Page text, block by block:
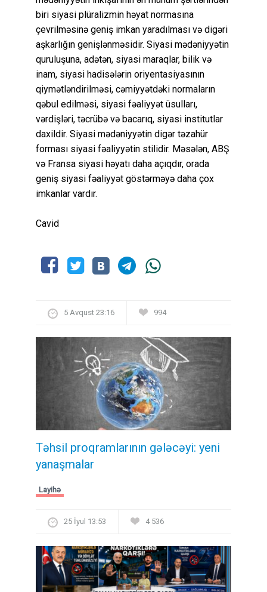
biri siyasi plüralizmin həyat normasına
çevrilməsinə geniş imkan yaradılması və digəri
aşkarlığın genişlənməsidir. Siyasi mədəniyyətin
quruluşuna, adətən, siyasi maraqlar, bilik və
inam, siyasi hadisələrin oriyentasiyasının
qiymətləndirilməsi, cəmiyyətdəki normaların
qəbul edilməsi, siyasi fəaliyyət üsulları,
vərdişləri, təcrübə və bacarıq, siyasi institutlar
daxildir. Siyasi mədəniyyətin digər təzahür
forması siyasi fəaliyyətin stilidir. Məsələn, ABŞ
və Fransa siyasi həyatı daha açıqdır, orada
geniş siyasi fəaliyyət göstərməyə daha çox
imkanlar vardır.
Cavid
5 Avqust 23:16 994
Təhsil proqramlarının gələcəyi: yeni
yanaşmalar
Layihə
25 İyul 13:53 4 536